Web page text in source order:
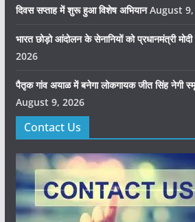
दिवस सप्ताह में शुरू हुआ विशेष अभियान August
भारत छोड़ो आंदोलन के सेनानियों को प्रधानमंत्री
2026
पैतृक गांव अयाळ में बनेगा लोकगायक जीत सिंह नेगी
August 9, 2026
Contact Us